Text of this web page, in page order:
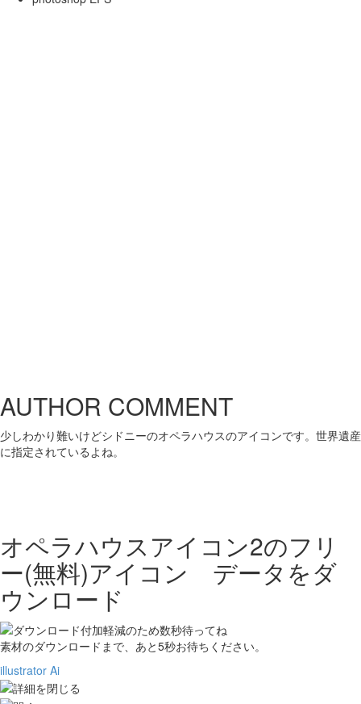
AUTHOR COMMENT
少しわかり難いけどシドニーのオペラハウスのアイコンです。世界遺産
に指定されているよね。
オペラハウスアイコン2のフリ
ー(無料)アイコン データをダ
ウンロード
素材のダウンロードまで、あと5秒お待ちください。
illustrator Ai